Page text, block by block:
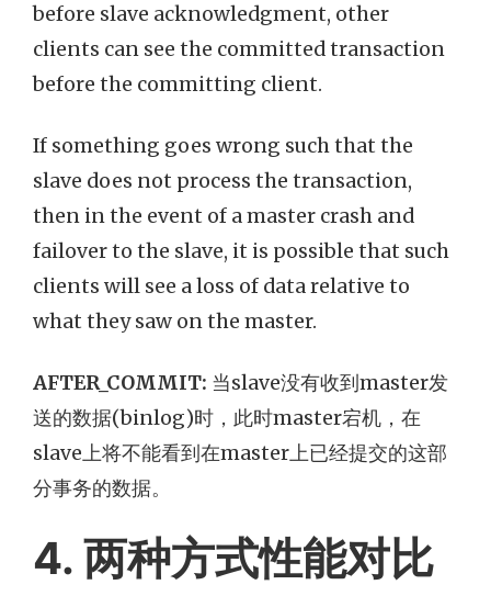
before slave acknowledgment, other
clients can see the committed transaction
before the committing client.
If something goes wrong such that the
slave does not process the transaction,
then in the event of a master crash and
failover to the slave, it is possible that such
clients will see a loss of data relative to
what they saw on the master.
AFTER_COMMIT: 当slave没有收到master发
送的数据(binlog)时，此时master宕机，在
slave上将不能看到在master上已经提交的这部
分事务的数据。
4. 两种方式性能对比